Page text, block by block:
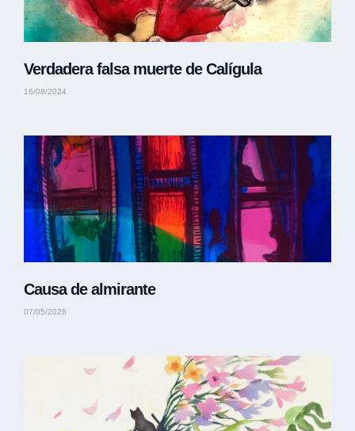
Verdadera falsa muerte de Calígula
16/08/2024
Causa de almirante
07/05/2026